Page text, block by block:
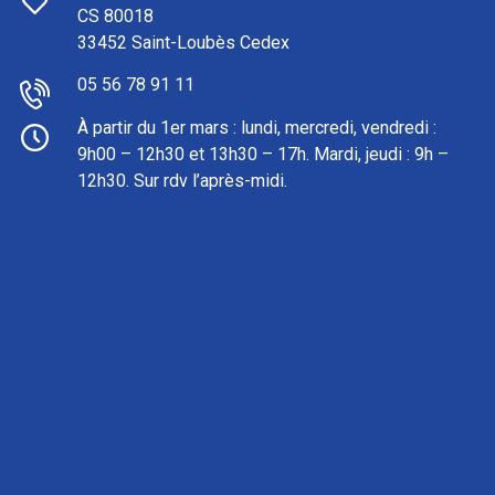
CS 80018
33452 Saint-Loubès Cedex
05 56 78 91 11
À partir du 1er mars : lundi, mercredi, vendredi :
9h00 – 12h30 et 13h30 – 17h. Mardi, jeudi : 9h –
12h30. Sur rdv l’après-midi.